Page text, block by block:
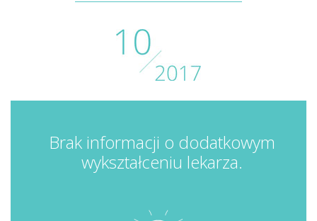
Brak informacji o dodatkowym
wykształceniu lekarza.